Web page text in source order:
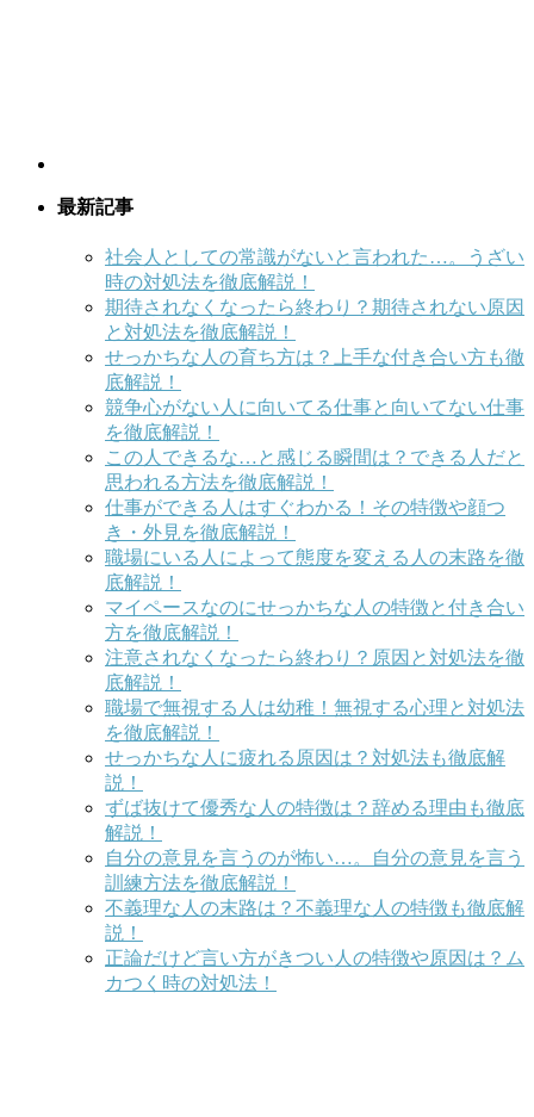
最新記事
社会人としての常識がないと言われた…。うざい
時の対処法を徹底解説！
期待されなくなったら終わり？期待されない原因
と対処法を徹底解説！
せっかちな人の育ち方は？上手な付き合い方も徹
底解説！
競争心がない人に向いてる仕事と向いてない仕事
を徹底解説！
この人できるな…と感じる瞬間は？できる人だと
思われる方法を徹底解説！
仕事ができる人はすぐわかる！その特徴や顔つ
き・外見を徹底解説！
職場にいる人によって態度を変える人の末路を徹
底解説！
マイペースなのにせっかちな人の特徴と付き合い
方を徹底解説！
注意されなくなったら終わり？原因と対処法を徹
底解説！
職場で無視する人は幼稚！無視する心理と対処法
を徹底解説！
せっかちな人に疲れる原因は？対処法も徹底解
説！
ずば抜けて優秀な人の特徴は？辞める理由も徹底
解説！
自分の意見を言うのが怖い…。自分の意見を言う
訓練方法を徹底解説！
不義理な人の末路は？不義理な人の特徴も徹底解
説！
正論だけど言い方がきつい人の特徴や原因は？ム
カつく時の対処法！